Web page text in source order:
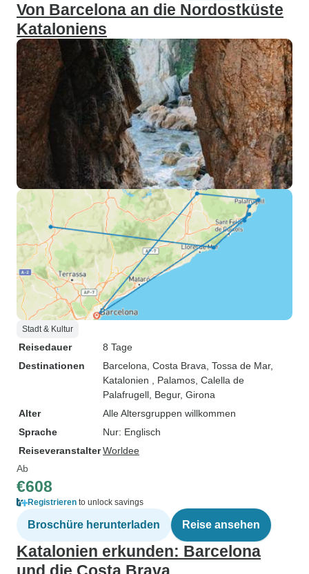
Von Barcelona an die Nordostküste
Kataloniens
Stadt & Kultur
Reisedauer
8 Tage
Destinationen
Barcelona , Costa Brava , Tossa de Mar,
Katalonien
, Palamos , Calella de
Palafrugell , Begur, Girona
Alter
Alle Altersgruppen willkommen
Sprache
Nur: Englisch
ReiseveranstalterWorldee
Ab
€608
Registrieren to unlock savings
Broschüre herunterladen Reise ansehen
Katalonien erkunden: Barcelona